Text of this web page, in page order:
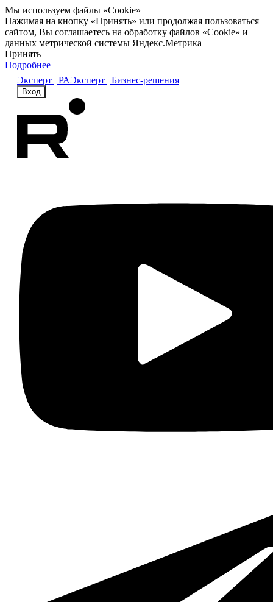
Мы используем файлы «Cookie»
Нажимая на кнопку «Принять» или продолжая пользоваться
сайтом, Вы соглашаетесь на обработку файлов «Cookie» и
данных метрической системы Яндекс.Метрика
Принять
Подробнее
Эксперт | РАЭксперт | Бизнес-решения
Вход